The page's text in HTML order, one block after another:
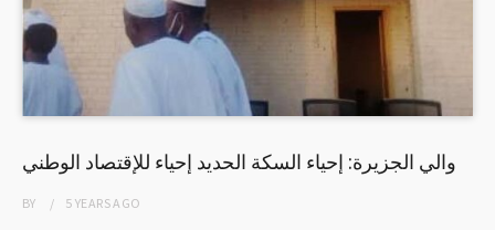
والي الجزيرة: إحياء السكة الحديد إحياء للإقتصاد الوطني
BY 5 YEARSAGO